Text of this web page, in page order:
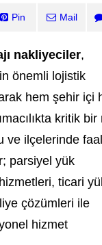
Pin Mail
nakliyeciler,
önemli lojistik
hem şehir içi
kritik bir
ve ilçelerinde
parsiyel yük
hizmetleri, ticari
çözümleri ile
hizmet